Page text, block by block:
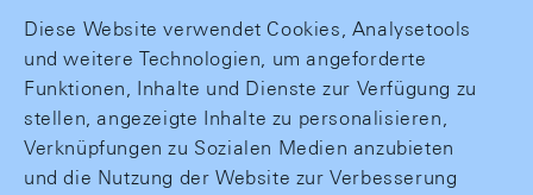
Diese Website verwendet Cookies, Analysetools
und weitere Technologien, um angeforderte
Funktionen, Inhalte und Dienste zur Verfügung zu
stellen, angezeigte Inhalte zu personalisieren,
Verknüpfungen zu Sozialen Medien anzubieten
und die Nutzung der Website zur Verbesserung